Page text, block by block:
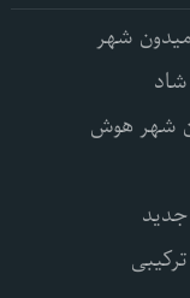
شهر
شهر هوش